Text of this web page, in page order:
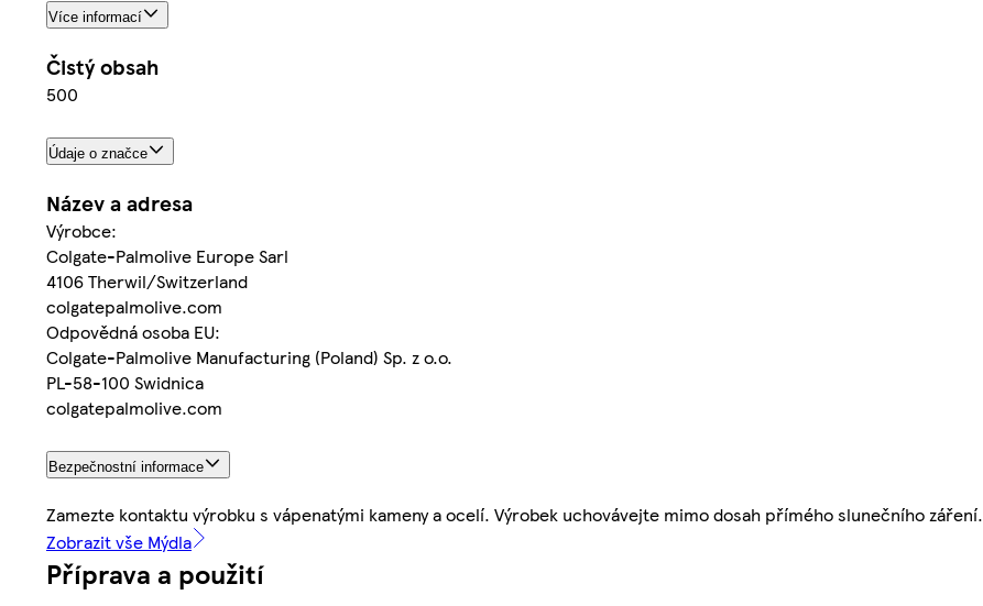
Více informací
Čistý obsah
500
Údaje o značce
Název a adresa
Výrobce:
Colgate-Palmolive Europe Sarl
4106 Therwil/Switzerland
colgatepalmolive.com
Odpovědná osoba EU:
Colgate-Palmolive Manufacturing (Poland) Sp. z o.o.
PL-58-100 Swidnica
colgatepalmolive.com
Bezpečnostní informace
Zamezte kontaktu výrobku s vápenatými kameny a ocelí. Výrobek uchovávejte mimo dosah přímého slunečního záření.
Zobrazit vše Mýdla
Příprava a použití